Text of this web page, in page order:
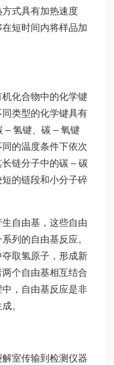
式具有加热速度
短时间内将样品加
化合物中的化学键
类型的化学键具有
– 氢键、碳 – 氧键
的温度条件下依次
链分子中的碳 – 碳
的链段和小分子碎
自由基，这些自由
列的自由基反应。
取氢原子，形成新
个自由基相互结合
，自由基反应是非
。
室传输到检测仪器